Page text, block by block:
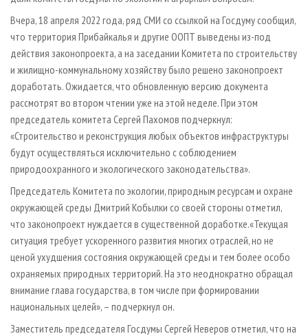
Вчера, 18 апреля 2022 года, ряд СМИ со ссылкой на Госдуму сообщил,
что территория Прибайкалья и другие ООПТ выведены из-под
действия законопроекта, а на заседании Комитета по строительству
и жилищно-коммунальному хозяйству было решено законопроект
доработать. Ожидается, что обновленную версию документа
рассмотрят во втором чтении уже на этой неделе. При этом
председатель комитета Сергей Пахомов подчеркнул:
«Строительство и реконструкция любых объектов инфраструктуры
будут осуществляться исключительно с соблюдением
природоохранного и экологического законодательства».
Председатель Комитета по экологии, природным ресурсам и охране
окружающей среды Дмитрий Кобылки со своей стороны отметил,
что законопроект нуждается в существенной доработке.«Текущая
ситуация требует ускоренного развития многих отраслей, но не
ценой ухудшения состояния окружающей среды и тем более особо
охраняемых природных территорий. На это неоднократно обращал
внимание глава государства, в том числе при формировании
национальных целей», – подчеркнул он.
Заместитель председателя Госдумы Сергей Неверов отметил, что на